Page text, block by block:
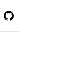
GitHub